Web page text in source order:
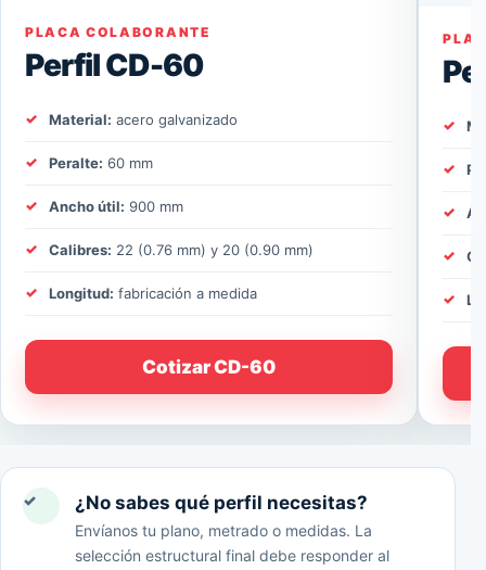
PLACA COLABORANTE
Perfil CD-60
Material: acero galvanizado
Peralte: 60 mm
Ancho útil: 900 mm
Calibres: 22 (0.76 mm) y 20 (0.90 mm)
Longitud: fabricación a medida
Cotizar CD-60
✓ ¿No sabes qué perfil necesitas?
Envíanos tu plano, metrado o medidas. La
selección estructural final debe responder al